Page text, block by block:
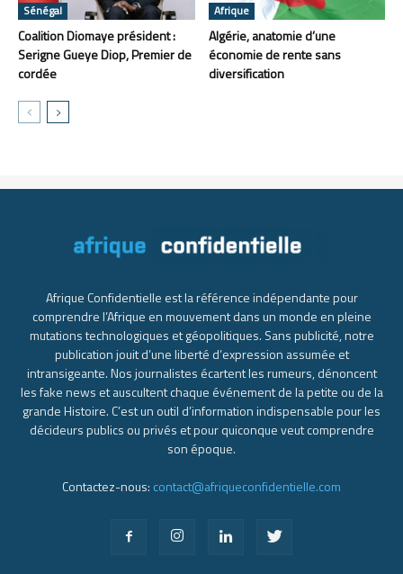
Sénégal
Coalition Diomaye président :
Serigne Gueye Diop, Premier de
cordée
Afrique
Algérie, anatomie d’une
économie de rente sans
diversification
Afrique Confidentielle est la référence indépendante pour
comprendre l’Afrique en mouvement dans un monde en pleine
mutations technologiques et géopolitiques. Sans publicité, notre
publication jouit d’une liberté d’expression assumée et
intransigeante. Nos journalistes écartent les rumeurs, dénoncent
les fake news et auscultent chaque événement de la petite ou de la
grande Histoire. C’est un outil d’information indispensable pour les
décideurs publics ou privés et pour quiconque veut comprendre
son époque.
Contactez-nous: contact@afriqueconfidentielle.com